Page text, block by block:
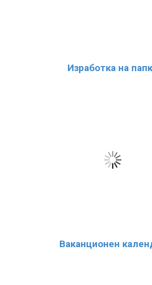
Изработка на
Ваканционен